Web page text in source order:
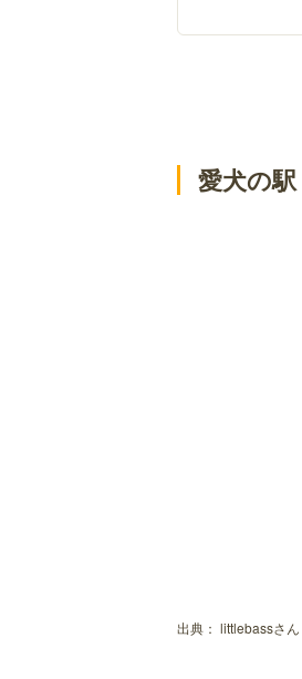
愛犬の駅
出典： littlebassさん